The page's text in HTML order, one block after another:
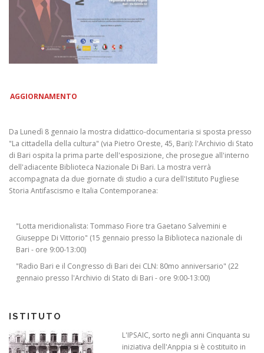
AGGIORNAMENTO
Da Lunedì 8 gennaio la mostra didattico-documentaria si sposta presso
"La cittadella della cultura" (via Pietro Oreste, 45, Bari): l'Archivio di Stato
di Bari ospita la prima parte dell'esposizione, che prosegue all'interno
dell'adiacente Biblioteca Nazionale Di Bari. La mostra verrà
accompagnata da due giornate di studio a cura dell'Istituto Pugliese
Storia Antifascismo e Italia Contemporanea:
"Lotta meridionalista: Tommaso Fiore tra Gaetano Salvemini e
Giuseppe Di Vittorio" (15 gennaio presso la Biblioteca nazionale di
Bari - ore 9:00-13:00)
"Radio Bari e il Congresso di Bari dei CLN: 80mo anniversario" (22
gennaio presso l'Archivio di Stato di Bari - ore 9:00-13:00)
ISTITUTO
L'IPSAIC, sorto negli anni Cinquanta su
iniziativa dell'Anppia si è costituito in